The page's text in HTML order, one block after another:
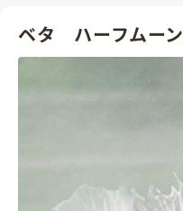
ベタ ハーフムーン